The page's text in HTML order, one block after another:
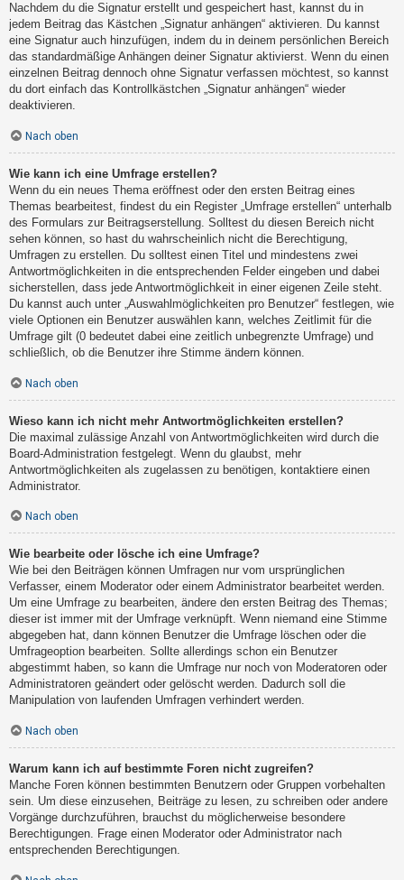
Nachdem du die Signatur erstellt und gespeichert hast, kannst du in
jedem Beitrag das Kästchen „Signatur anhängen“ aktivieren. Du kannst
eine Signatur auch hinzufügen, indem du in deinem persönlichen Bereich
das standardmäßige Anhängen deiner Signatur aktivierst. Wenn du einen
einzelnen Beitrag dennoch ohne Signatur verfassen möchtest, so kannst
du dort einfach das Kontrollkästchen „Signatur anhängen“ wieder
deaktivieren.
Nach oben
Wie kann ich eine Umfrage erstellen?
Wenn du ein neues Thema eröffnest oder den ersten Beitrag eines
Themas bearbeitest, findest du ein Register „Umfrage erstellen“ unterhalb
des Formulars zur Beitragserstellung. Solltest du diesen Bereich nicht
sehen können, so hast du wahrscheinlich nicht die Berechtigung,
Umfragen zu erstellen. Du solltest einen Titel und mindestens zwei
Antwortmöglichkeiten in die entsprechenden Felder eingeben und dabei
sicherstellen, dass jede Antwortmöglichkeit in einer eigenen Zeile steht.
Du kannst auch unter „Auswahlmöglichkeiten pro Benutzer“ festlegen, wie
viele Optionen ein Benutzer auswählen kann, welches Zeitlimit für die
Umfrage gilt (0 bedeutet dabei eine zeitlich unbegrenzte Umfrage) und
schließlich, ob die Benutzer ihre Stimme ändern können.
Nach oben
Wieso kann ich nicht mehr Antwortmöglichkeiten erstellen?
Die maximal zulässige Anzahl von Antwortmöglichkeiten wird durch die
Board-Administration festgelegt. Wenn du glaubst, mehr
Antwortmöglichkeiten als zugelassen zu benötigen, kontaktiere einen
Administrator.
Nach oben
Wie bearbeite oder lösche ich eine Umfrage?
Wie bei den Beiträgen können Umfragen nur vom ursprünglichen
Verfasser, einem Moderator oder einem Administrator bearbeitet werden.
Um eine Umfrage zu bearbeiten, ändere den ersten Beitrag des Themas;
dieser ist immer mit der Umfrage verknüpft. Wenn niemand eine Stimme
abgegeben hat, dann können Benutzer die Umfrage löschen oder die
Umfrageoption bearbeiten. Sollte allerdings schon ein Benutzer
abgestimmt haben, so kann die Umfrage nur noch von Moderatoren oder
Administratoren geändert oder gelöscht werden. Dadurch soll die
Manipulation von laufenden Umfragen verhindert werden.
Nach oben
Warum kann ich auf bestimmte Foren nicht zugreifen?
Manche Foren können bestimmten Benutzern oder Gruppen vorbehalten
sein. Um diese einzusehen, Beiträge zu lesen, zu schreiben oder andere
Vorgänge durchzuführen, brauchst du möglicherweise besondere
Berechtigungen. Frage einen Moderator oder Administrator nach
entsprechenden Berechtigungen.